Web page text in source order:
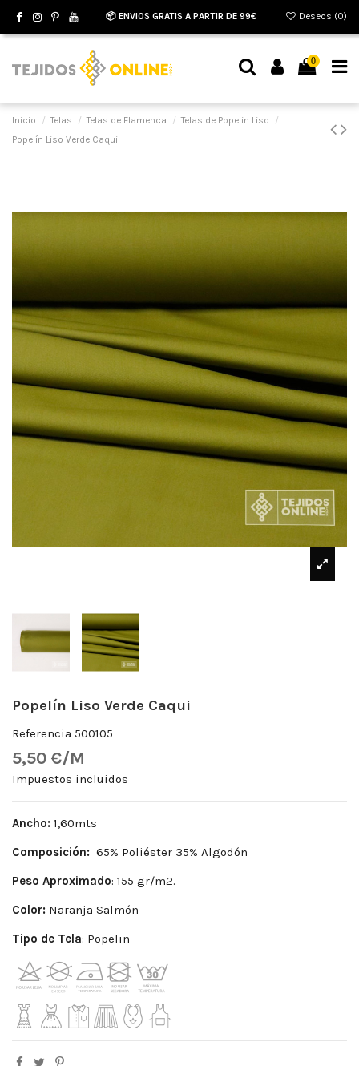
📦 ENVIOS GRATIS A PARTIR DE 99€ Deseos (0)
0
Inicio Telas Telas de Flamenca
Telas de Popelin Liso
Popelín Liso Verde Caqui
Popelín Liso Verde Caqui
Referencia 500105
5,50 €/M
Impuestos incluidos
Ancho: 1,60mts
Composición: 65% Poliéster 35% Algodón
Peso Aproximado: 155 gr/m2.
Color: Naranja Salmón
Tipo de Tela: Popelin